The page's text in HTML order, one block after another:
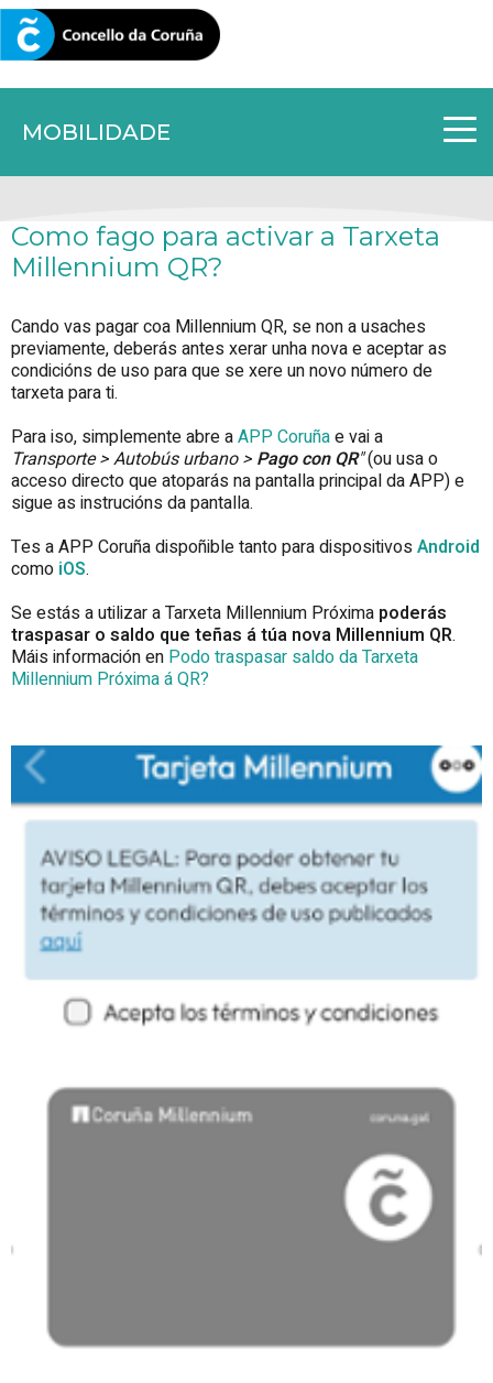
MOBILIDADE
CORUNA.GAL
Como fago para activar a Tarxeta
Millennium QR?
Cando vas pagar coa Millennium QR, se non a usaches
previamente, deberás antes xerar unha nova e aceptar as
condicións de uso para que se xere un novo número de
tarxeta para ti.
Para iso, simplemente abre aAPP Coruñae vai a
Transporte > Autobús urbano > Pago con QR"(ou usa o
acceso directo que atoparás na pantalla principal da APP) e
sigue as instrucións da pantalla.
Tes a APP Coruña dispoñible tanto para dispositivos Android
como iOS.
Se estás a utilizar a Tarxeta Millennium Próxima poderás
traspasar o saldo que teñas á túa nova Millennium QR.
Máis información en Podo traspasar saldo da Tarxeta
Millennium Próxima á QR?